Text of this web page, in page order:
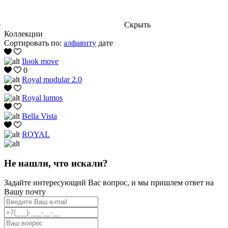
Скрыть
Коллекции
Сортировать по: алфавиту дате
Ilook move
0
Royal modular 2.0
Royal lumos
Bella Vista
ROYAL
Не нашли, что искали?
Задайте интересующий Вас вопрос, и мы пришлем ответ на
Вашу почту